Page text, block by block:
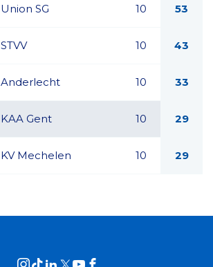
Union SG 10 53
STVV 10 43
Anderlecht 10 33
KAA Gent 10 29
KV Mechelen 10 29